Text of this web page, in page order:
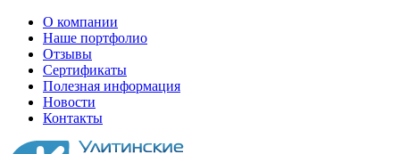
О компании
Наше портфолио
Отзывы
Сертификаты
Полезная информация
Новости
Контакты